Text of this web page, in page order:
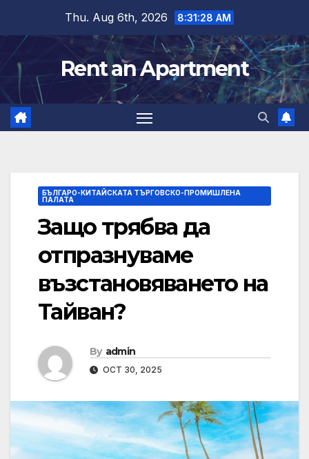
content
Thu. Aug 6th, 2026 8:31:29 AM
Rent an Apartment
БЪЛГАРО-КИТАЙСКАТА ТЪРГОВСКО-ПРОМИШЛЕНА
ПАЛАТА
Защо трябва да
отпразнуваме
възстановяването на
Тайван?
By admin
OCT 30, 2025